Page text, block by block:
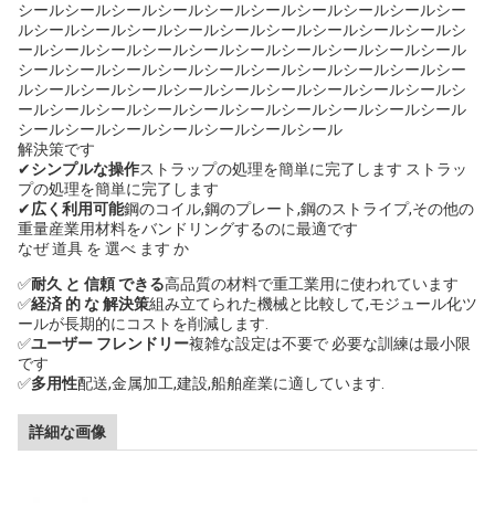
シールシールシールシールシールシールシールシールシールシー
ルシールシールシールシールシールシールシールシールシールシ
ールシールシールシールシールシールシールシールシールシール
シールシールシールシールシールシールシールシールシールシー
ルシールシールシールシールシールシールシールシールシールシ
ールシールシールシールシールシールシールシールシールシール
シールシールシールシールシールシールシール
解決策です
✔シンプルな操作ストラップの処理を簡単に完了します ストラッ
プの処理を簡単に完了します
✔広く利用可能鋼のコイル,鋼のプレート,鋼のストライプ,その他の
重量産業用材料をバンドリングするのに最適です
なぜ 道具 を 選べ ます か
✅耐久 と 信頼 できる高品質の材料で重工業用に使われています
✅経済 的 な 解決策組み立てられた機械と比較して,モジュール化ツ
ールが長期的にコストを削減します.
✅ユーザー フレンドリー複雑な設定は不要で 必要な訓練は最小限
です
✅多用性配送,金属加工,建設,船舶産業に適しています.
詳細な画像